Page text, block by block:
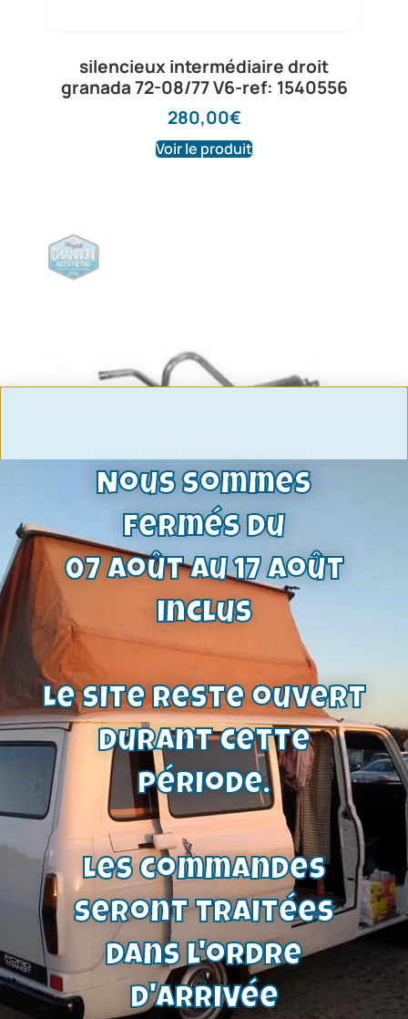
silencieux intermédiaire droit
granada 72-08/77 V6-ref: 1540556
280,00€
Voir le produit
Silencieux terminal | Ford Taunus 1.3,
1.6 , 2.0 | 70 a 83 | Sauf break
125,00€
Voir le produit
Nous sommes
fermés du
07 août au 17 août
inclus
Le site reste ouvert
durant cette
période.
Les commandes
seront traitées
dans l'ordre
d'arrivée